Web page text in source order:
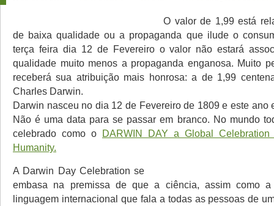
O valor de 1,99 está
de baixa qualidade ou a propaganda que ilude o
terça feira dia 12 de Fevereiro o valor não estará
qualidade muito menos a propaganda enganosa. Muito
receberá sua atribuição mais honrosa: a de 1,99
Charles Darwin.
Darwin nasceu no dia 12 de Fevereiro de 1809 e este ano
Não é uma data para se passarem branco. Nomundo
celebrado como o DARWIN DAY a Global
Humanity.
A Darwin Day Celebration se
embasa na premissa de que a ciência, assim como
linguagem internacional que fala a todas as pessoas de